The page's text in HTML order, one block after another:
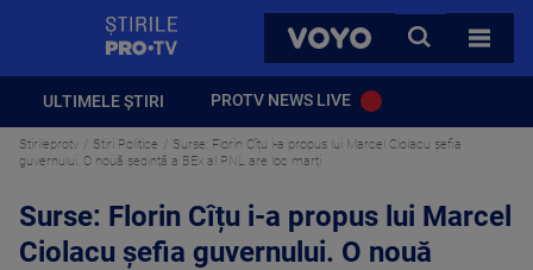
VOYO
CAUTA
TOATE
ULTIMELE ȘTIRI PROTV NEWS LIVE
Stirileprotv Stiri Politice
Surse: Florin Cîțu i-a propus lui Marcel Ciolacu șefia
guvernului. O nouă ședință a BEx al PNL are loc marți
Surse: Florin Cîțu i-a propus lui Marcel
Ciolacu șefia guvernului. O nouă